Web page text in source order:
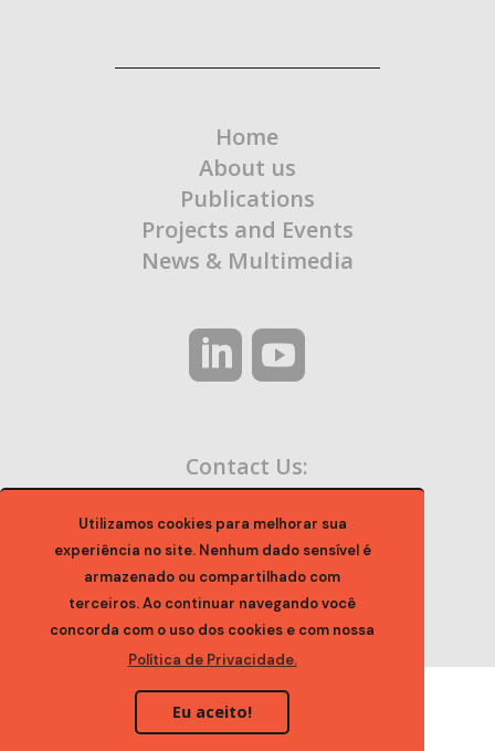
Utilizamos cookies para melhorar sua
experiência no site. Nenhum dado sensível é
armazenado ou compartilhado com
terceiros. Ao continuar navegando você
concorda com o uso dos cookies e com nossa
Política de Privacidade.
Eu aceito!
Home
About us
Publications
Projects and Events
News & Multimedia
Contact Us: